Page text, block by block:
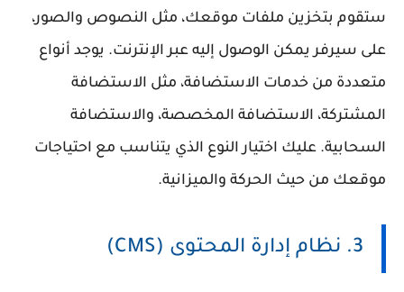
ستقوم بتخزين ملفات موقعك، مثل النصوص والصور،
على سيرفر يمكن الوصول إليه عبر الإنترنت. يوجد أنواع
متعددة من خدمات الاستضافة، مثل الاستضافة
المشتركة، الاستضافة المخصصة، والاستضافة
السحابية. عليك اختيار النوع الذي يتناسب مع احتياجات
موقعك من حيث الحركة والميزانية.
3. نظام إدارة المحتوى (CMS)